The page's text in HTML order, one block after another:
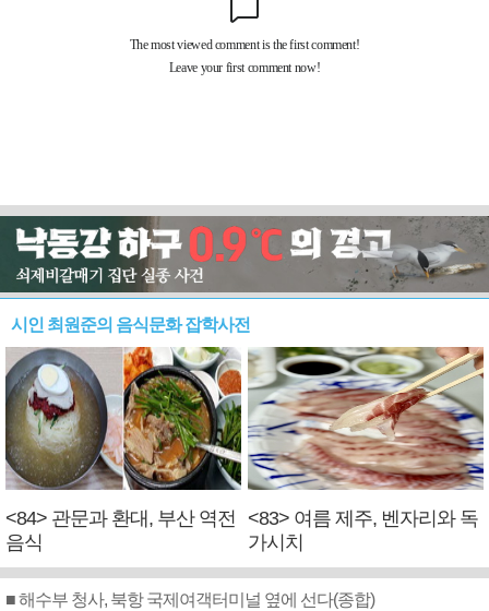
시인 최원준의 음식문화 잡학사전
<84> 관문과 환대, 부산 역전
음식
<83> 여름 제주, 벤자리와 독
가시치
■ 해수부 청사, 북항 국제여객터미널 옆에 선다(종합)